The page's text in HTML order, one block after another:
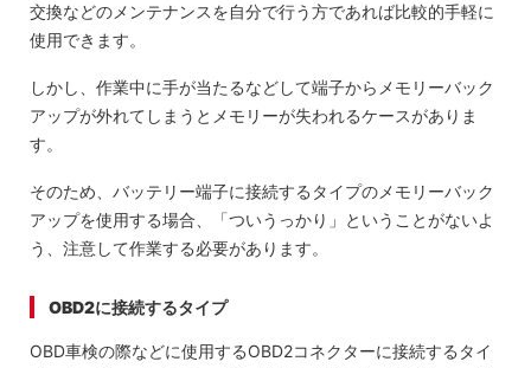
交換などのメンテナンスを自分で行う方であれば比較的手軽に
使用できます。
しかし、作業中に手が当たるなどして端子からメモリーバック
アップが外れてしまうとメモリーが失われるケースがありま
す。
そのため、バッテリー端子に接続するタイプのメモリーバック
アップを使用する場合、「ついうっかり」ということがないよ
う、注意して作業する必要があります。
OBD2に接続するタイプ
OBD車検の際などに使用するOBD2コネクターに接続するタイ